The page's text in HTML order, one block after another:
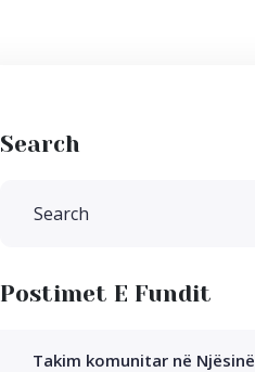
Search
Postimet E Fundit
Takim komunitar në Njësinë